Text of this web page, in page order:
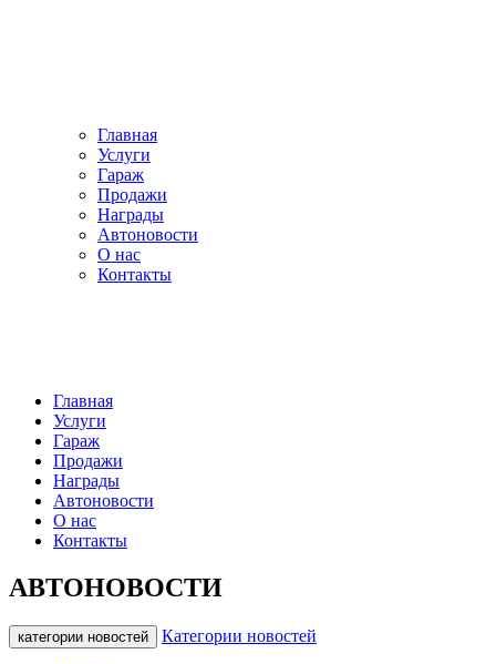
Главная
Услуги
Гараж
Продажи
Награды
Автоновости
О нас
Контакты
Главная
Услуги
Гараж
Продажи
Награды
Автоновости
О нас
Контакты
АВТОНОВОСТИ
категории новостей Категории новостей